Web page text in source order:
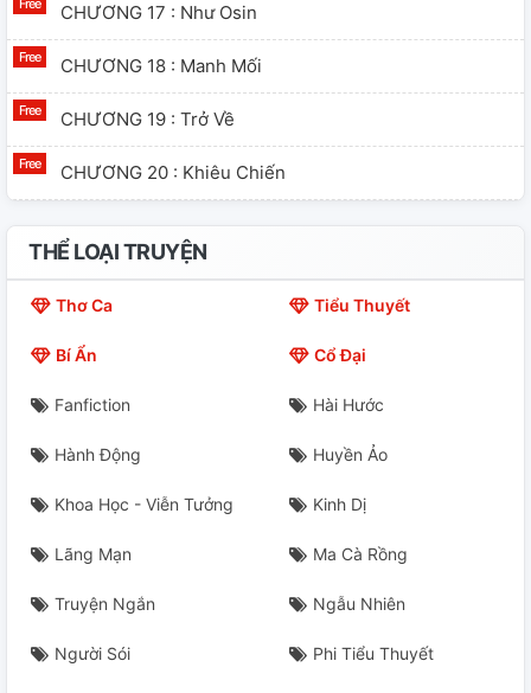
CHƯƠNG 17 : Như Osin
CHƯƠNG 18 : Manh Mối
CHƯƠNG 19 : Trở Về
CHƯƠNG 20 : Khiêu Chiến
CHƯƠNG 21 : Vết Hôn?
CHƯƠNG 22 : Khởi Đầu 1
CHƯƠNG 26 : Kết Thúc 2
CHƯƠNG 27 : Kết Thúc 3
CHƯƠNG 28 : Tra Khảo
CHƯƠNG 29 : Dịu Dàng
THỂ LOẠI TRUYỆN
Thơ Ca Tiểu Thuyết
Bí Ẩn Cổ Đại
Fanfiction Hài Hước
Hành Động Huyền Ảo
Khoa Học - Viễn Tưởng Kinh Dị
Lãng Mạn Ma Cà Rồng
Truyện Ngắn Ngẫu Nhiên
Người Sói Phi Tiểu Thuyết